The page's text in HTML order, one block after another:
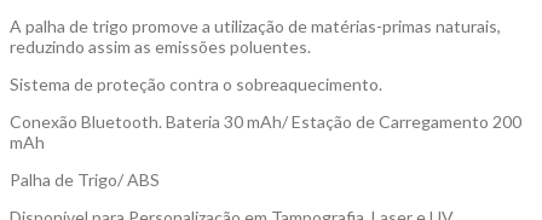
A palha de trigo promove a utilização de matérias-primas naturais,
reduzindo assim as emissões poluentes.
Sistema de proteção contra o sobreaquecimento.
Conexão Bluetooth. Bateria 30 mAh/ Estação de Carregamento 200
mAh
Palha de Trigo/ ABS